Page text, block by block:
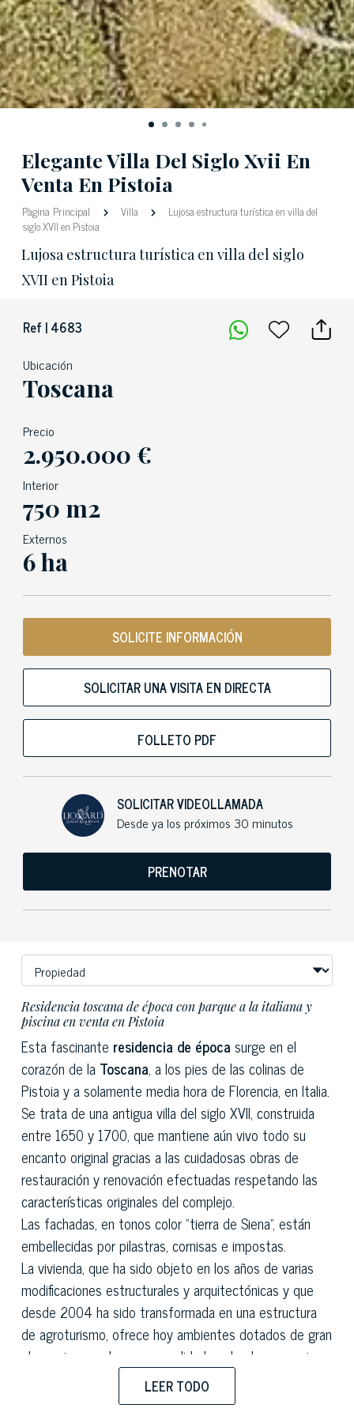
Elegante Villa Del Siglo Xvii En
Venta En Pistoia
Pàgina Principal Villa
Lujosa estructura turística en villa del
siglo XVII en Pistoia
Lujosa estructura turística en villa del siglo
XVII en Pistoia
Ref | 4683
Ubicación
Toscana
Precio
2.950.000 €
Interior
750 m2
Externos
6 ha
SOLICITE INFORMACIÓN
SOLICITAR UNA VISITA EN DIRECTA
FOLLETO PDF
SOLICITAR VIDEOLLAMADA
Desde ya los próximos 30 minutos
PRENOTAR
Residencia toscana de época con parque a la italiana y
piscina en venta en Pistoia
Esta fascinante residencia de época surge en el
corazón de la Toscana, a los pies de las colinas de
Pistoia y a solamente media hora de Florencia, en Italia.
Se trata de una antigua villa del siglo XVII, construida
entre 1650 y 1700, que mantiene aún vivo todo su
encanto original gracias a las cuidadosas obras de
restauración y renovación efectuadas respetando las
características originales del complejo.
Las fachadas, en tonos color "tierra de Siena", están
embellecidas por pilastras, cornisas e impostas.
La vivienda, que ha sido objeto en los años de varias
modificaciones estructurales y arquitectónicas y que
desde 2004 ha sido transformada en una estructura
de agroturismo, ofrece hoy ambientes dotados de gran
elegancia y modernas comodidades, donde se respira
una atmósfera señorial pero acogedora.
Cerca de la cancela de entrada, del lado izquierdo del
LEER TODO